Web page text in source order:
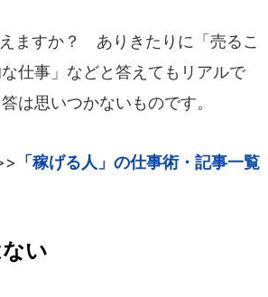
ますか？ ありきたりに「売るこ
仕事」などと答えてもリアルで
は思いつかないものです。
「稼げる人」の仕事術・記事一覧
い